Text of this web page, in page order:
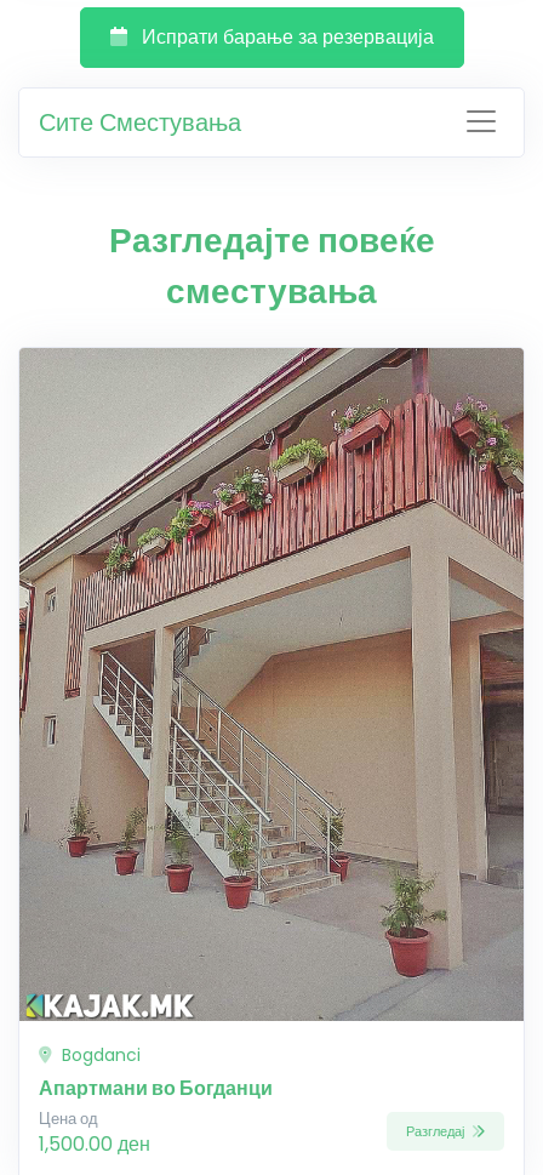
Испрати барање за резервација
Сите Сместувања
Разгледајте повеќе
сместувања
Bogdanci
Апартмани во Богданци
Цена од
1,500.00 ден Разгледај